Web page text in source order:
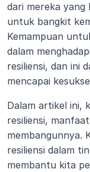
dari mereka yang
untuk bangkit
Kemampuan
dalam
resiliensi, dan ini
mencapai
Dalam artikel ini,
resiliensi,
membangunnya.
resiliensi dalam
membantu kita